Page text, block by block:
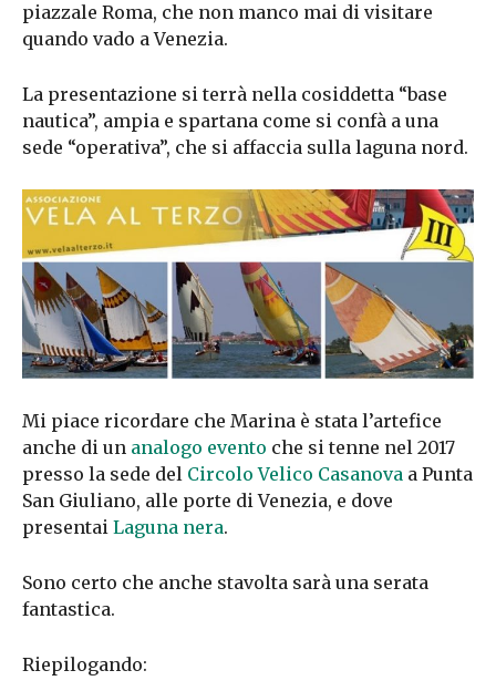
piazzale Roma, che non manco mai di visitare
quando vado a Venezia.
La presentazione si terrà nella cosiddetta “base
nautica”, ampia e spartana come si confà a una
sede “operativa”, che si affaccia sulla laguna nord.
Mi piace ricordare che Marina è stata l’artefice
anche di un analogo evento che si tenne nel 2017
presso la sede del Circolo Velico Casanova a Punta
San Giuliano, alle porte di Venezia, e dove
presentai Laguna nera.
Sono certo che anche stavolta sarà una serata
fantastica.
Riepilogando: